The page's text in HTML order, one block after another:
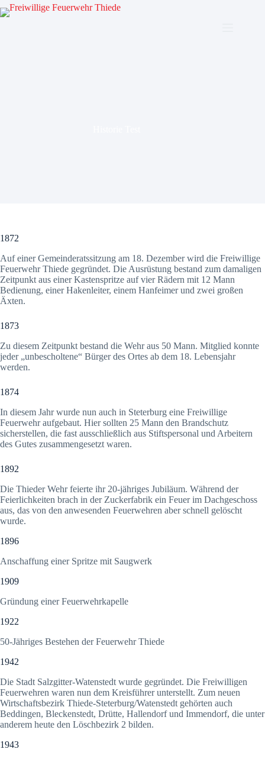
Zum
Inhalt
1872
Auf einer Gemeinderatssitzung am 18. Dezember wird die Freiwillige
Feuerwehr Thiede gegründet. Die Ausrüstung bestand zum damaligen
Zeitpunkt aus einer Kastenspritze auf vier Rädern mit 12 Mann
Bedienung, einer Hakenleiter, einem Hanfeimer und zwei großen
Äxten.
1873
Zu diesem Zeitpunkt bestand die Wehr aus 50 Mann. Mitglied konnte
jeder „unbescholtene“ Bürger des Ortes ab dem 18. Lebensjahr
werden.
1874
In diesem Jahr wurde nun auch in Steterburg eine Freiwillige
Feuerwehr aufgebaut. Hier sollten 25 Mann den Brandschutz
sicherstellen, die fast ausschließlich aus Stiftspersonal und Arbeitern
des Gutes zusammengesetzt waren.
1892
Die Thieder Wehr feierte ihr 20-jähriges Jubiläum. Während der
Feierlichkeiten brach in der Zuckerfabrik ein Feuer im Dachgeschoss
aus, das von den anwesenden Feuerwehren aber schnell gelöscht
wurde.
1896
Anschaffung einer Spritze mit Saugwerk
1909
Gründung einer Feuerwehrkapelle
1922
50-Jähriges Bestehen der Feuerwehr Thiede
1942
Die Stadt Salzgitter-Watenstedt wurde gegründet. Die Freiwilligen
Feuerwehren waren nun dem Kreisführer unterstellt. Zum neuen
Wirtschaftsbezirk Thiede-Steterburg/Watenstedt gehörten auch
Beddingen, Bleckenstedt, Drütte, Hallendorf und Immendorf, die unter
anderem heute den Löschbezirk 2 bilden.
1943